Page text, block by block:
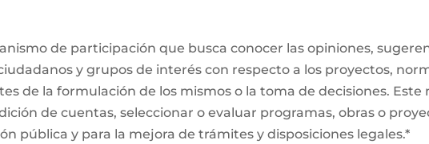
de participación que busca conocer las opiniones,
y grupos de interés con respecto a los proyectos,
de la formulación de los mismos o la toma de decisiones. Este
de cuentas, seleccionar o evaluar programas, obras o
pública y para la mejora de trámites y disposiciones legales.*